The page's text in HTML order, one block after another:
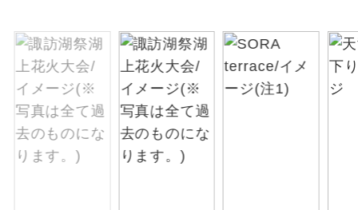
温泉 温泉地にも宿泊するコースです。
露天風呂
す。
大浴場 ご宿泊ホテルに大浴場が付いています。